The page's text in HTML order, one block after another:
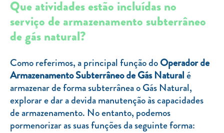
Que atividades estão incluídas no
serviço de armazenamento subterrâneo
de gás natural?
Como referimos, a principal função doOperador de
Armazenamento Subterrâneo de Gás Naturalé
armazenar de forma subterrânea o Gás Natural,
explorar e dar a devida manutenção às capacidades
de armazenamento. No entanto, podemos
pormenorizar as suas funções da seguinte forma: